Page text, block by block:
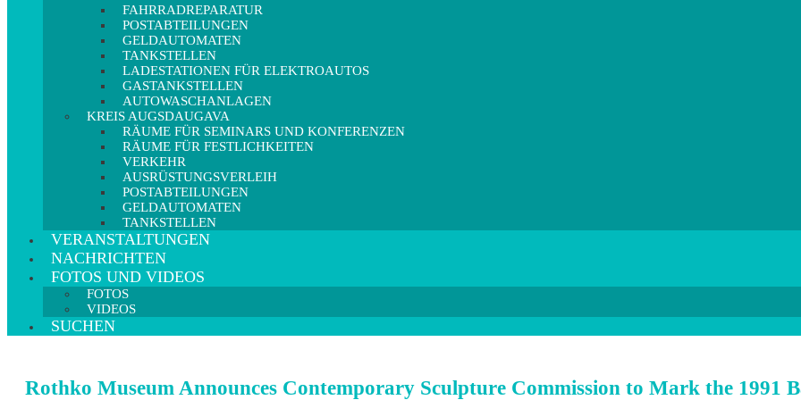
FAHRRADREPARATUR
POSTABTEILUNGEN
GELDAUTOMATEN
TANKSTELLEN
LADESTATIONEN FÜR ELEKTROAUTOS
GASTANKSTELLEN
AUTOWASCHANLAGEN
KREIS AUGSDAUGAVA
RÄUME FÜR SEMINARS UND KONFERENZEN
RÄUME FÜR FESTLICHKEITEN
VERKEHR
AUSRÜSTUNGSVERLEIH
POSTABTEILUNGEN
GELDAUTOMATEN
TANKSTELLEN
VERANSTALTUNGEN
NACHRICHTEN
FOTOS UND VIDEOS
FOTOS
VIDEOS
SUCHEN
Rothko Museum Announces Contemporary Sculpture Commission to Mark the 1991